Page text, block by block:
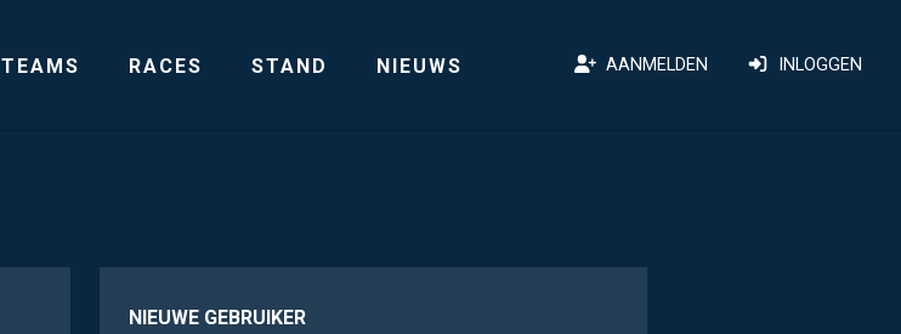
TEAMS RACES STAND NIEUWS AANMELDEN INLOGGEN
NIEUWE GEBRUIKER